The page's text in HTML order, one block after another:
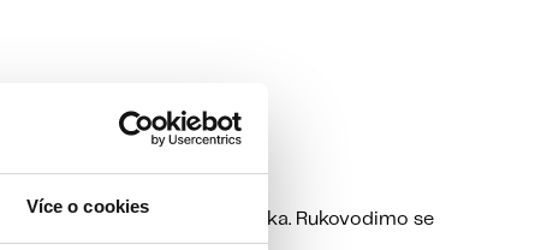
Více o cookies
ostalih evidentnih uzroka. Rukovodimo se